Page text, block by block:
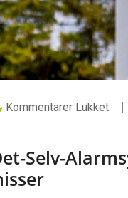
Kommentarer LukketTil
Selv-